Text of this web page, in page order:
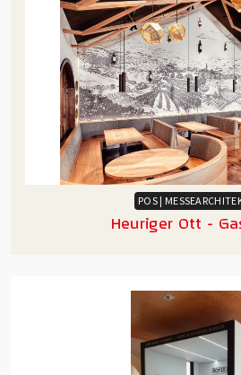
POS |
Heuriger Ott -